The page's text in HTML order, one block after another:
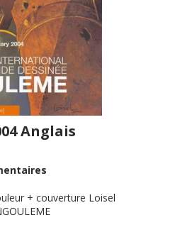
Anglais
+ couverture Loisel